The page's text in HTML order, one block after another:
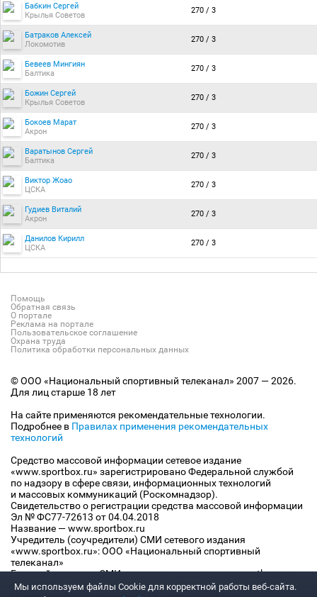
Бабкин Сергей
Крылья Советов
270 / 3
Батраков Алексей
Локомотив
270 / 3
Бевеев Мингиян
Балтика
270 / 3
Божин Сергей
Крылья Советов
270 / 3
Бокоев Марат
Акрон
270 / 3
Варатынов Сергей
Балтика
270 / 3
Виктор Жоао
ЦСКА
270 / 3
Гудиев Виталий
Акрон
270 / 3
Данилов Кирилл
ЦСКА
270 / 3
Помощь
Обратная связь
О портале
Реклама на портале
Пользовательское соглашение
Охрана труда
Политика обработки персональных данных
© ООО «Национальный спортивный телеканал» 2007 — 2026.
Для лиц старше 18 лет
На сайте применяются рекомендательные технологии.
Подробнее в Правилах применения рекомендательных
технологий
Средство массовой информации сетевое издание
«www.sportbox.ru» зарегистрировано Федеральной службой
по надзору в сфере связи, информационных технологий
и массовых коммуникаций (Роскомнадзор).
Свидетельство о регистрации средства массовой информации
Эл № ФС77-72613 от 04.04.2018
Название — www.sportbox.ru
Учредитель (соучредители) СМИ сетевого издания
«www.sportbox.ru»: ООО «Национальный спортивный
телеканал»
Главный редактор СМИ сетевого издания «www.sportbox.ru»:
Конов В.А.
Мы используем файлы Сookie для корректной работы веб-сайта.